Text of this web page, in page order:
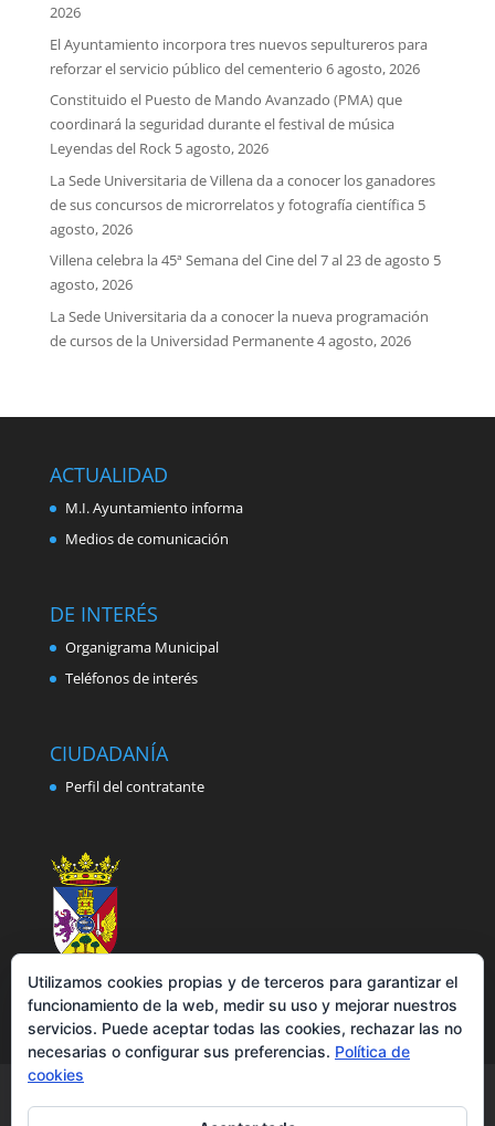
2026
El Ayuntamiento incorpora tres nuevos sepultureros para
reforzar el servicio público del cementerio 6 agosto, 2026
Constituido el Puesto de Mando Avanzado (PMA) que
coordinará la seguridad durante el festival de música
Leyendas del Rock 5 agosto, 2026
La Sede Universitaria de Villena da a conocer los ganadores
de sus concursos de microrrelatos y fotografía científica 5
agosto, 2026
Villena celebra la 45ª Semana del Cine del 7 al 23 de agosto 5
agosto, 2026
La Sede Universitaria da a conocer la nueva programación
de cursos de la Universidad Permanente4 agosto, 2026
ACTUALIDAD
M.I. Ayuntamiento informa
Medios de comunicación
DE INTERÉS
Organigrama Municipal
Teléfonos de interés
CIUDADANÍA
Perfil del contratante
Política de cookies
Accesibilidad
Utilizamos cookies propias y de terceros para garantizar el
funcionamiento de la web, medir su uso y mejorar nuestros
servicios. Puede aceptar todas las cookies, rechazar las no
necesarias o configurar sus preferencias. Política de
cookies